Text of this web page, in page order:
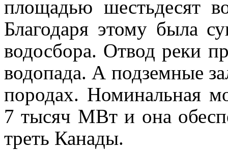
площадью шестьдесят
Благодаря этому была
водосбора. Отвод реки
водопада. А подземные
породах. Номинальная
7 тысяч МВт и она
треть Канады.